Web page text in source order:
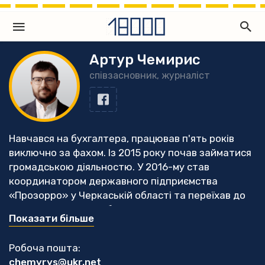
Артур Чемирис
співзасновник, журналіст
Навчався на бухгалтера, працював п'ять років
виключно за фахом. Із 2015 року почав займатися
громадською діяльностю. У 2016-му став
координатором державного підприємства
«Прозорро» у Черкаській області та переїхав до
Черкас. З того часу більше часу почав приділяти
саме моніторингу публічних закупівель, з часом
разом з колегами став співзасновником
Показати більше
Робоча пошта:
chemyrys@ukr.net